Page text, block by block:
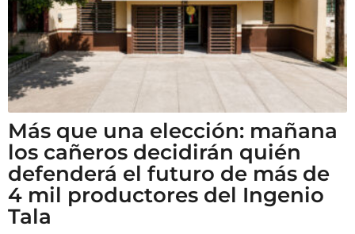
Más que una elección: mañana
los cañeros decidirán quién
defenderá el futuro de más de
4 mil productores del Ingenio
Tala